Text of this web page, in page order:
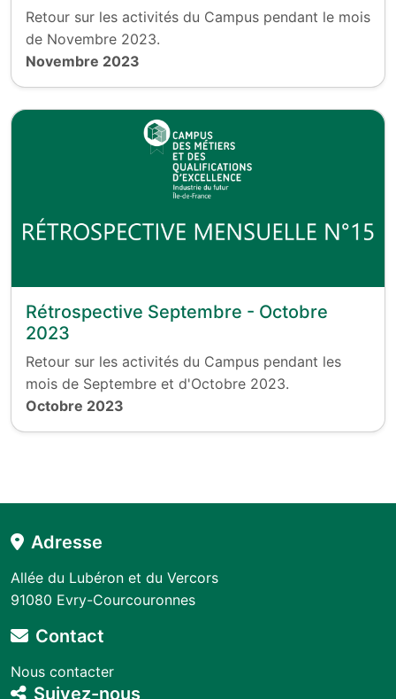
Retour sur les activités du Campus pendant le mois
de Novembre 2023.
Novembre 2023
Rétrospective Septembre - Octobre
2023
Retour sur les activités du Campus pendant les
mois de Septembre et d'Octobre 2023.
Octobre 2023
Adresse
Allée du Lubéron et du Vercors
91080 Evry-Courcouronnes
Contact
Nous contacter
Suivez-nous